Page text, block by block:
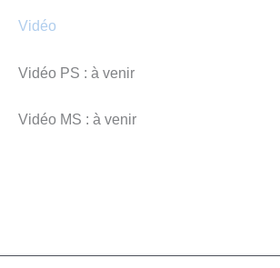
Vidéo
Vidéo PS : à venir
Vidéo MS : à venir